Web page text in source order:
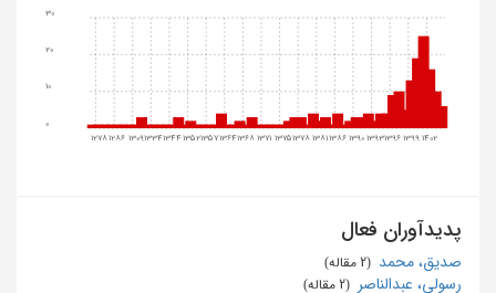
12781286 1309133413441352135713641368 1371 13751378 13811386 1390 13931396 13991402
10
20
30
پدیدآوران فعال
صدیق، محمد
رسولی، عبدالناصر